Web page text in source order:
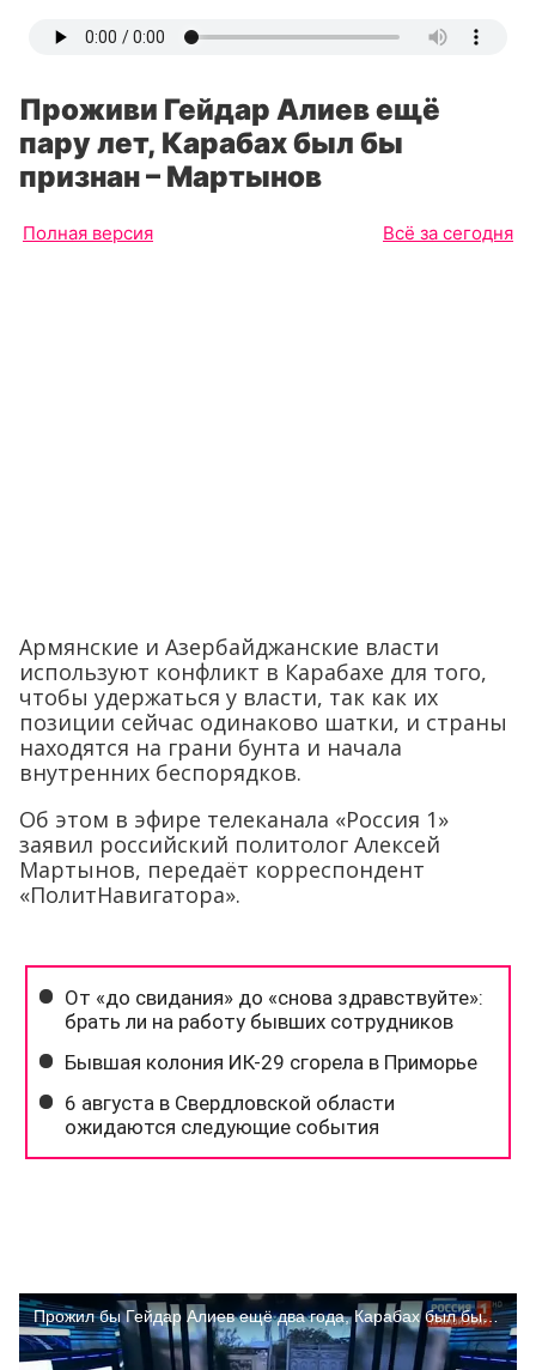
Проживи Гейдар Алиев ещё
пару лет, Карабах был бы
признан – Мартынов
Полная версия Всё за сегодня
Армянские и Азербайджанские власти
используют конфликт в Карабахе для того,
чтобы удержаться у власти, так как их
позиции сейчас одинаково шатки, и страны
находятся на грани бунта и начала
внутренних беспорядков.
Об этом в эфире телеканала «Россия 1»
заявил российский политолог Алексей
Мартынов, передаёт корреспондент
«ПолитНавигатора».